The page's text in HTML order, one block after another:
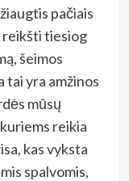
pačiais
reikšti tiesiog
šeimos
tai yra amžinos
mūsų
reikia
kas vyksta
spalvomis,